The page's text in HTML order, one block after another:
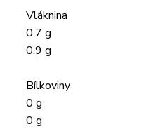
Vláknina
0,7 g
0,9 g
Bílkoviny
0 g
0 g